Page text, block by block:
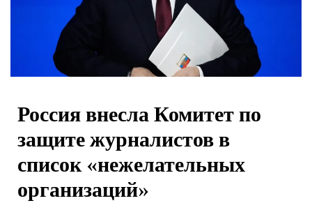
Россия внесла Комитет по
защите журналистов в
список «нежелательных
организаций»